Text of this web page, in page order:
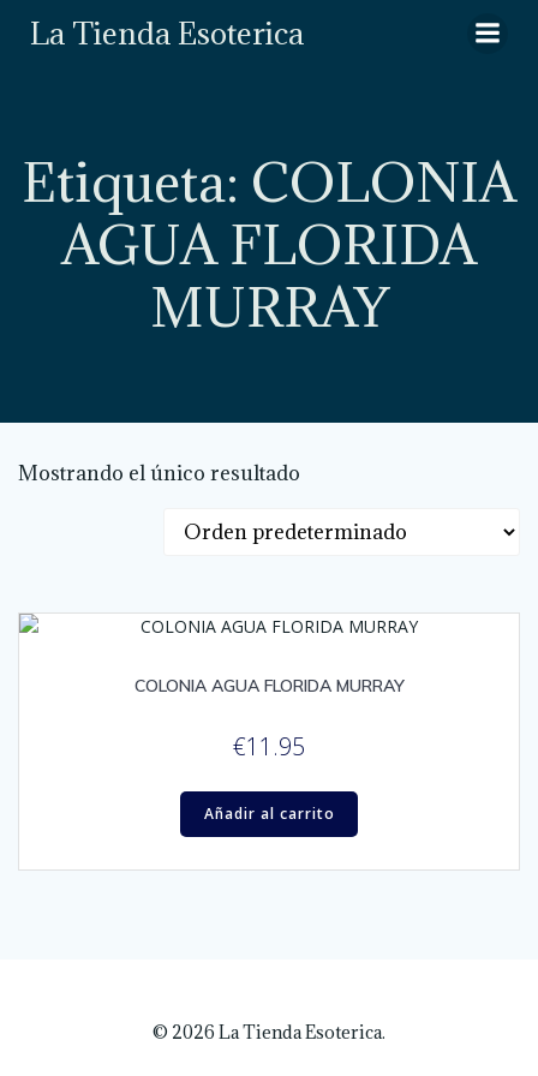
al
La Tienda Esoterica
Etiqueta: COLONIA
AGUA FLORIDA
MURRAY
Mostrando el único resultado
COLONIA AGUA FLORIDA MURRAY
€11.95
Añadir al carrito
© 2026 La Tienda Esoterica.